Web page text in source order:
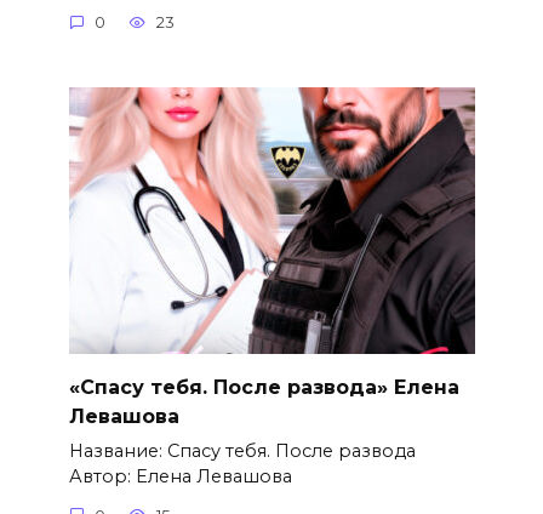
0 23
«Спасу тебя. После развода» Елена
Левашова
Название: Спасу тебя. После развода
Автор: Елена Левашова